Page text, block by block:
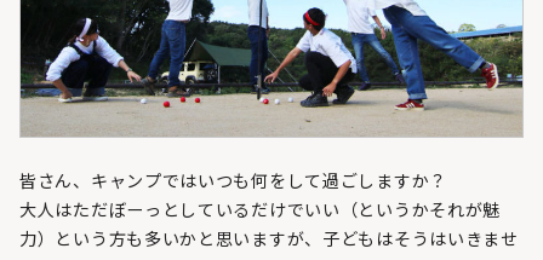
皆さん、キャンプではいつも何をして過ごしますか？
大人はただぼーっとしているだけでいい（というかそれが魅
力）という方も多いかと思いますが、子どもはそうはいきませ